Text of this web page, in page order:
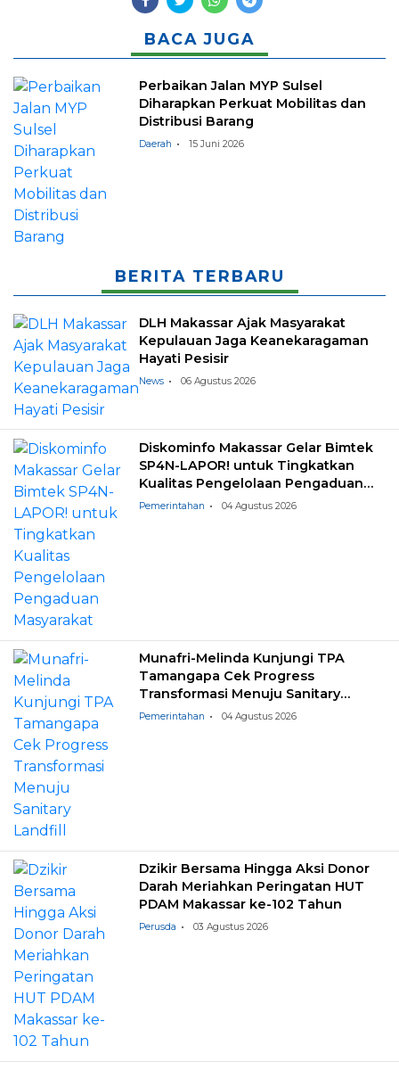
BACA JUGA
Perbaikan Jalan MYP Sulsel
Diharapkan Perkuat Mobilitas dan
Distribusi Barang
Daerah 15 Juni 2026
BERITA TERBARU
DLH Makassar Ajak Masyarakat
Kepulauan Jaga Keanekaragaman
Hayati Pesisir
News 06 Agustus 2026
Diskominfo Makassar Gelar Bimtek
SP4N-LAPOR! untuk Tingkatkan
Kualitas Pengelolaan Pengaduan
Masyarakat
Pemerintahan 04 Agustus 2026
Munafri-Melinda Kunjungi TPA
Tamangapa Cek Progress
Transformasi Menuju Sanitary
Landfill
Pemerintahan 04 Agustus 2026
Dzikir Bersama Hingga Aksi Donor
Darah Meriahkan Peringatan HUT
PDAM Makassar ke-102 Tahun
Perusda 03 Agustus 2026